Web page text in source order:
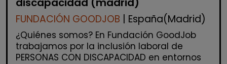
FUNDACIÓN GOODJOB | España(Madrid)
¿Quiénes somos? En Fundación GoodJob
trabajamos por la inclusión laboral de
PERSONAS CON DISCAPACIDAD en entornos